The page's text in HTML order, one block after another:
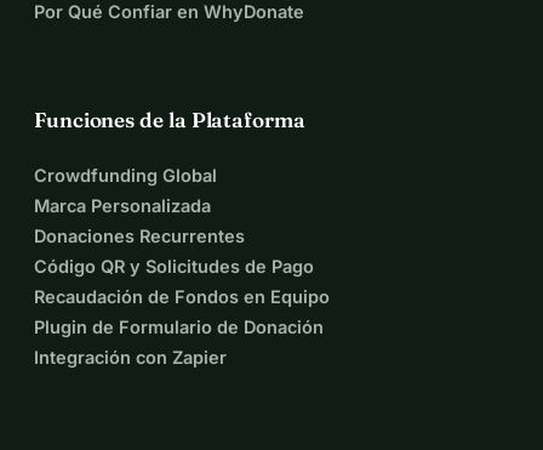
Por Qué Confiar en WhyDonate
Funciones de la Plataforma
Crowdfunding Global
Marca Personalizada
Donaciones Recurrentes
Código QR y Solicitudes de Pago
Recaudación de Fondos en Equipo
Plugin de Formulario de Donación
Integración con Zapier